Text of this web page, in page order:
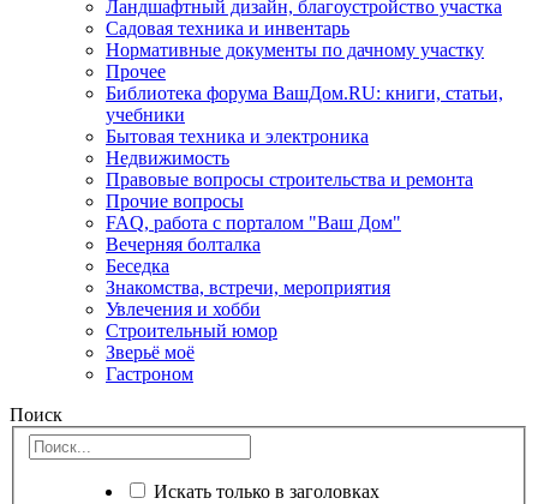
Ландшафтный дизайн, благоустройство участка
Садовая техника и инвентарь
Нормативные документы по дачному участку
Прочее
Библиотека форума ВашДом.RU: книги, статьи,
учебники
Бытовая техника и электроника
Недвижимость
Правовые вопросы строительства и ремонта
Прочие вопросы
FAQ, работа с порталом "Ваш Дом"
Вечерняя болталка
Беседка
Знакомства, встречи, мероприятия
Увлечения и хобби
Строительный юмор
Зверьё моё
Гастроном
Поиск
Искать только в заголовках